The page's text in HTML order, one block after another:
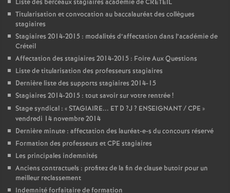
Liste des berceaux stagiaires académie deCRETEIL
Titularisation et convocation au baccalauréat des collègues
stagiaires
Stagiaires 2014-2015 : modalités d’affectation dans l’académie de
Créteil
Affectation des stagiaires 2014-2015 : Foire Aux Questions
Liste de titularisation des professeurs stagiaires
Dernière liste des supports stagiaires 2014-15
Stagiaires 2014-2015 : tout savoir sur votre rentrée!
Stage syndical : «STAGIAIRE... ET D ?J ? ENSEIGNANT/CPE »
vendredi 14 novembre 2014
Dernière minute : affectation des lauréat-e-s du concours réservé
Formation des professeurs etCPE stagiaires
Les principales indemnités
Anciens contractuels : profitez de la fin de clause butoir pour un
meilleur reclassement
Indemnité forfaitaire de formation